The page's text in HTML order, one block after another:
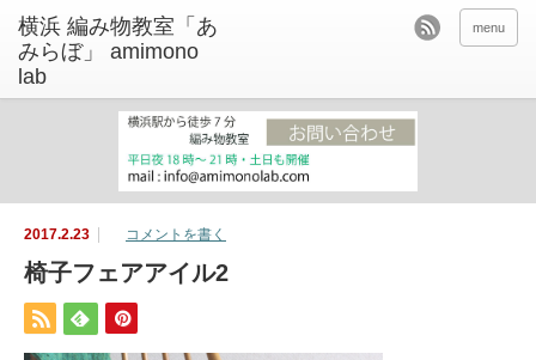
menu
2017.2.23 コメントを書く
椅子フェアアイル2